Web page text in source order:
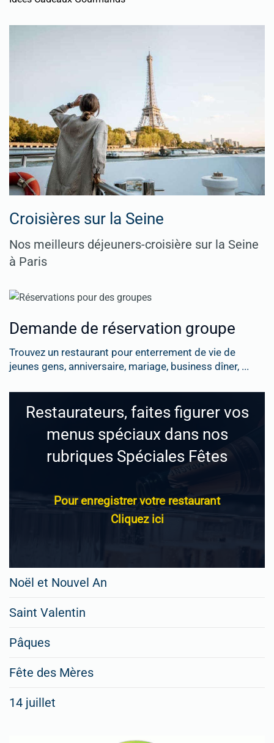
Croisières sur la Seine
Nos meilleurs déjeuners-croisière sur la Seine
à Paris
Demande de réservation groupe
Trouvez un restaurant pour enterrement de vie de
jeunes gens, anniversaire, mariage, business dîner, ...
Restaurateurs, faites figurer vos
menus spéciaux dans nos
rubriques Spéciales Fêtes
Pour enregistrer votre restaurant
Cliquez ici
Noël et Nouvel An
Saint Valentin
Pâques
Fête des Mères
14 juillet